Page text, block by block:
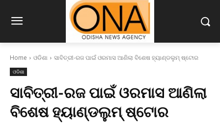
Home ଓଡିଶା ସାବିତ୍ରୀ-ରଜ ପାଇଁ ଓରମାସ ଆଣିଲା ବିଶେଷ ହ୍ୟାଣ୍ଡଲୁମ୍ ଷ୍ଟୋର
ଓଡିଶା
ସାବିତ୍ରୀ-ରଜ ପାଇଁ ଓରମାସ ଆଣିଲା
ବିଶେଷ ହ୍ୟାଣ୍ଡଲୁମ୍ ଷ୍ଟୋର